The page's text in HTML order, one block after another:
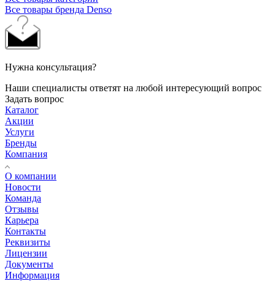
Все товары бренда Denso
Нужна консультация?
Наши специалисты ответят на любой интересующий вопрос
Задать вопрос
Каталог
Акции
Услуги
Бренды
Компания
О компании
Новости
Команда
Отзывы
Карьера
Контакты
Реквизиты
Лицензии
Документы
Информация